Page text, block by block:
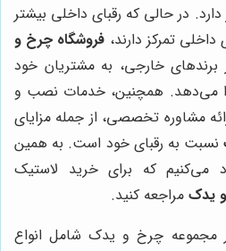
در حالی که رقبای داخلی بیشتر
تمرکز دارند، فروشگاه چرخ و
برندهای خارجی، به مشتریان خود
را می‌دهد. همچنین، خدمات نصب و
مشاوره تخصصی، از جمله مزایای
نسبت به رقبای خود است. به همین
می‌کنیم که برای خرید لاستیک
یدک مراجعه کنید.
مجموعه چرخ و یدک شامل انواع